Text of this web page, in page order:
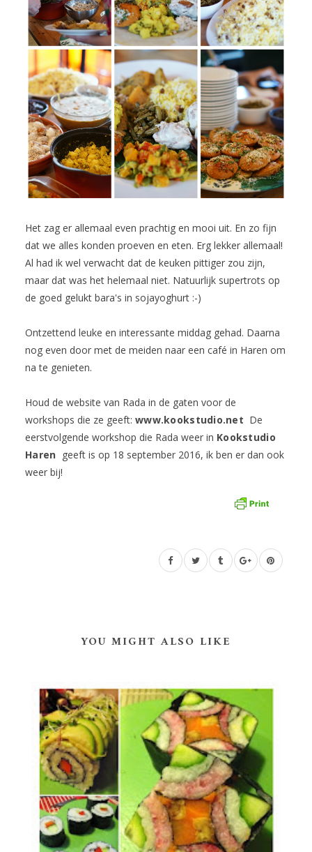
Het zag er allemaal even prachtig en mooi uit. En zo fijn
dat we alles konden proeven en eten. Erg lekker allemaal!
Al had ik wel verwacht dat de keuken pittiger zou zijn,
maar dat was het helemaal niet. Natuurlijk supertrots op
de goed gelukt bara's in sojayoghurt :-)
Ontzettend leuke en interessante middag gehad. Daarna
nog even door met de meiden naar een café in Haren om
na te genieten.
Houd de website van Rada in de gaten voor de
workshops die ze geeft: www.kookstudio.net De
eerstvolgende workshop die Rada weer in Kookstudio
Haren geeft is op 18 september 2016, ik ben er dan ook
weer bij!
YOU MIGHT ALSO LIKE